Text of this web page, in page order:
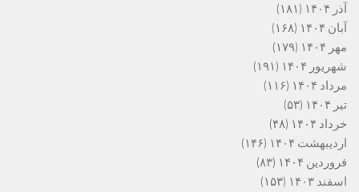
آذر ۱۴۰۴
(۱۸۱)
آبان ۱۴۰۴
(۱۶۸)
مهر ۱۴۰۴
(۱۷۹)
شهریور ۱۴۰۴
(۱۹۱)
مرداد ۱۴۰۴
(۱۱۶)
تیر ۱۴۰۴
(۵۳)
خرداد ۱۴۰۴
(۴۸)
اردیبهشت ۱۴۰۴
(۱۴۶)
فروردین ۱۴۰۴
(۸۳)
اسفند ۱۴۰۳
(۱۵۳)